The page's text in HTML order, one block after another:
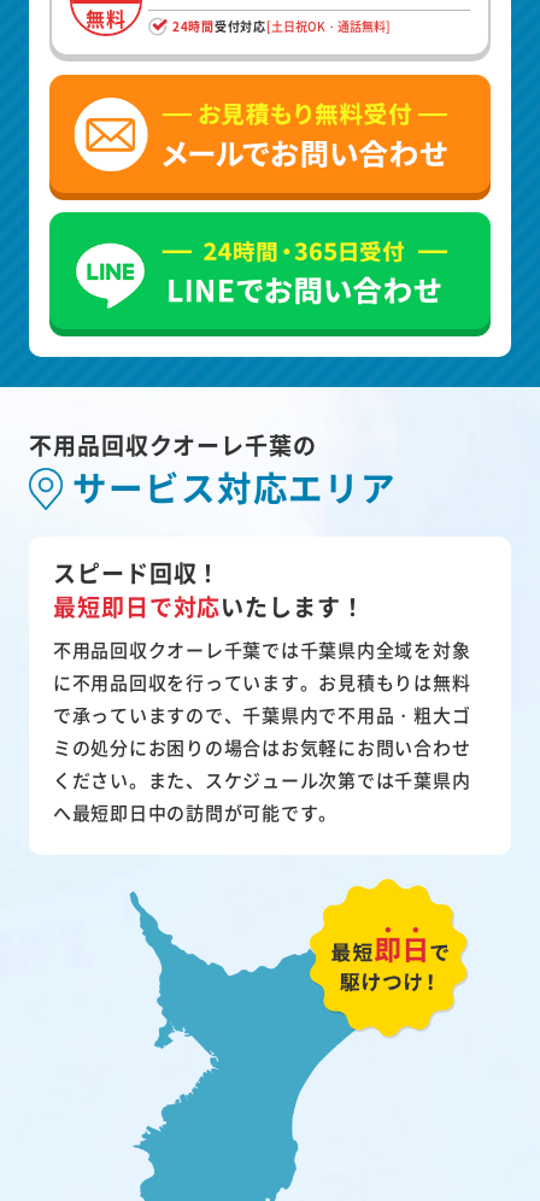
無料 24時間受付対応[土日祝OK・通話無料]
不用品回収クオーレ千葉の
サービス対応エリア
スピード回収！
最短即日で対応いたします！
不用品回収クオーレ千葉では千葉県内全域を対象
に不用品回収を行っています。お見積もりは無料
で承っていますので、千葉県内で不用品・粗大ゴ
ミの処分にお困りの場合はお気軽にお問い合わせ
ください。また、スケジュール次第では千葉県内
へ最短即日中の訪問が可能です。